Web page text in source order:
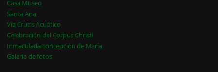
Casa Museo
Santa Ana
Vía Crucis Acuático
Celebración del Corpus Christi
Inmaculada concepción de María
Galería de fotos